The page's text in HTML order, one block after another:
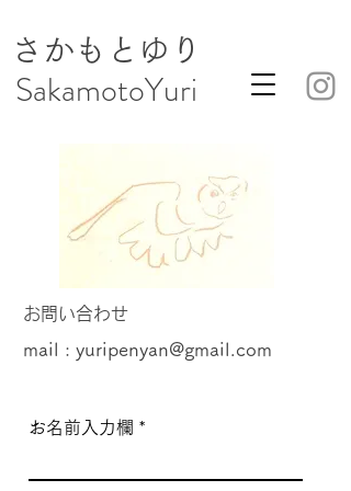
さかもとゆり
​SakamotoYuri
​お問い合わせ
mail : yuripenyan@gmail.com
お名前入力欄